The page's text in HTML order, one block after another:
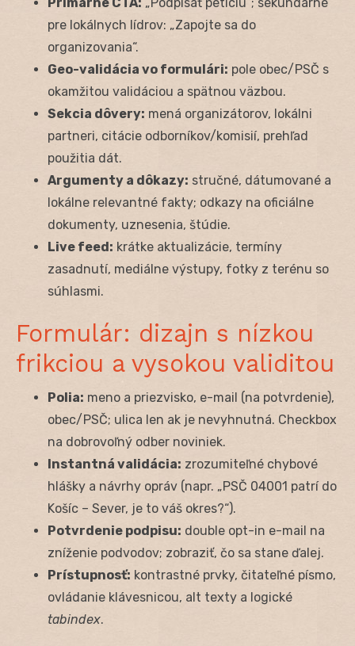
pre lokálnych lídrov: „Zapojte sa do
organizovania“.
Geo-validácia vo formulári: pole obec/PSČ s
okamžitou validáciou a spätnou väzbou.
Sekcia dôvery: mená organizátorov, lokálni
partneri, citácie odborníkov/komisií, prehľad
použitia dát.
Argumenty a dôkazy: stručné, dátumované a
lokálne relevantné fakty; odkazy na oficiálne
dokumenty, uznesenia, štúdie.
Live feed: krátke aktualizácie, termíny
zasadnutí, mediálne výstupy, fotky z terénu so
súhlasmi.
Formulár: dizajn s nízkou
frikciou a vysokou validitou
Polia: meno a priezvisko, e-mail (na potvrdenie),
obec/PSČ; ulica len ak je nevyhnutná. Checkbox
na dobrovoľný odber noviniek.
Instantná validácia: zrozumiteľné chybové
hlášky a návrhy opráv (napr. „PSČ 04001 patrí do
Košíc – Sever, je to váš okres?“).
Potvrdenie podpisu: double opt-in e-mail na
zníženie podvodov; zobraziť, čo sa stane ďalej.
Prístupnosť: kontrastné prvky, čitateľné písmo,
ovládanie klávesnicou, alt texty a logické
tabindex.